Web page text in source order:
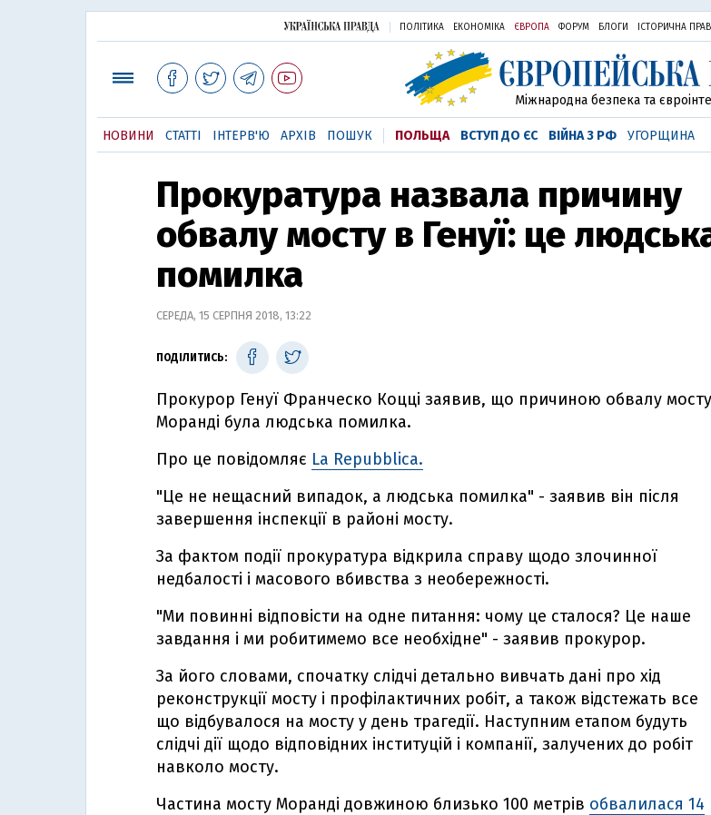
ПОЛІТИКА ЕКОНОМІКА ЄВРОПА ФОРУМ БЛОГИ ІСТОРИЧНА
Міжнародна безпека та
НОВИНИ СТАТТІ ІНТЕРВ'Ю АРХІВ ПОШУК ПОЛЬЩА ВСТУП ДО ЄС ВІЙНА З РФ УГОРЩИНА
Прокуратура назвала причину
обвалу мосту в Генуї: це
помилка
СЕРЕДА, 15 СЕРПНЯ 2018, 13:22
ПОДІЛИТИСЬ:
Прокурор Генуї Франческо Коцці заявив, що причиною обвалу мосту
Моранді була людська помилка.
Про це повідомляє La Repubblica.
"Це не нещасний випадок, а людська помилка" - заявив він після
завершення інспекції в районі мосту.
За фактом події прокуратура відкрила справу щодо злочинної
недбалості і масового вбивства з необережності.
"Ми повинні відповісти на одне питання: чому це сталося? Це наше
завдання і ми робитимемо все необхідне" - заявив прокурор.
За його словами, спочатку слідчі детально вивчать дані про хід
реконструкції мосту і профілактичних робіт, а також відстежать все
що відбувалося на мосту у день трагедії. Наступним етапом будуть
слідчі дії щодо відповідних інституцій і компанії, залучених до робіт
навколо мосту.
Частина мосту Моранді довжиною близько 100 метрів обвалилася 14